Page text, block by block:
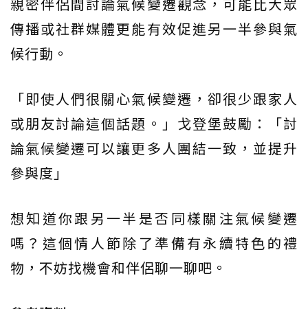
親密伴侶間討論氣候變遷觀念，可能比大眾
傳播或社群媒體更能有效促進另一半參與氣
候行動。
「即使人們很關心氣候變遷，卻很少跟家人
或朋友討論這個話題。」戈登堡鼓勵：「討
論氣候變遷可以讓更多人團結一致，並提升
參與度」
想知道你跟另一半是否同樣關注氣候變遷
嗎？這個情人節除了準備有永續特色的禮
物，不妨找機會和伴侶聊一聊吧。